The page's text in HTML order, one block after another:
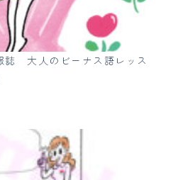
誌 大人のビーナス語レッス